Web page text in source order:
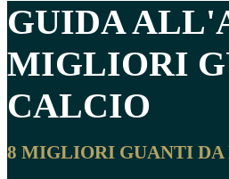
GUIDA
MIGLIORI
CALCIO
8 MIGLIORI GUANTI DA